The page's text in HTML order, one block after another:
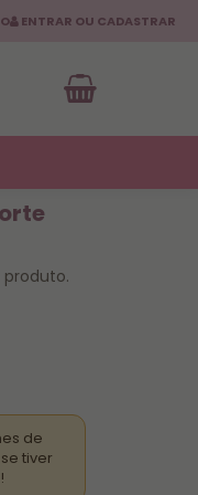
ENTRAR OU CADASTRAR
de
tiver